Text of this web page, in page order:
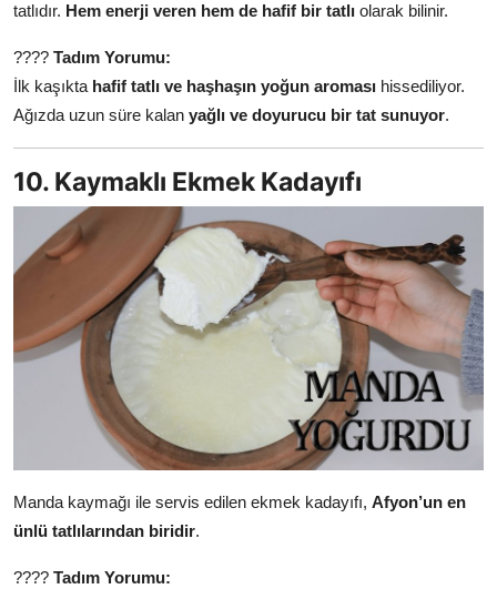
tatlıdır. Hem enerji veren hem de hafif bir tatlı olarak bilinir.
???? Tadım Yorumu:
İlk kaşıkta hafif tatlı ve haşhaşın yoğun aroması hissediliyor.
Ağızda uzun süre kalan yağlı ve doyurucu bir tat sunuyor.
10. Kaymaklı Ekmek Kadayıfı
Manda kaymağı ile servis edilen ekmek kadayıfı, Afyon’un en
ünlü tatlılarından biridir.
???? Tadım Yorumu: